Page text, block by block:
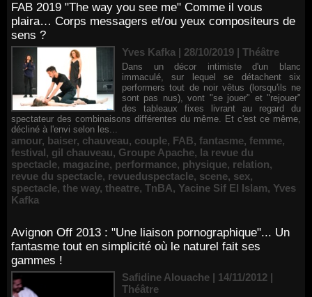
FAB 2019 "The way you see me" Comme il vous
plaira… Corps messagers et/ou yeux compositeurs de
sens ?
Yves Kafka | 28/10/2019 | Théâtre
Dans un décor intimiste d'un blanc
immaculé, sur lequel se détachent six
performers tout de noir vêtus (lorsqu'ils ne
sont pas nus), vont "se jouer" et "rejouer"
des tableaux fixes livrant au regard du
spectateur des combinaisons différentes du même. Et c'est ce même,
décliné à l'envi selon les...
amour, baiser, chauveau, couple, FAB, fantasme, femme,
festival, gil chauveau, Groupe Apache, la revue du
spectacle, magazine, performance, physique, relation,
revue du spectacle, revueduspectacle, scene, sex,
spectacle, the way, theatre, TnBA, Yacine Sif El Islam, Yves
Kafka
Avignon Off 2013 : "Une liaison pornographique"... Un
fantasme tout en simplicité où le naturel fait ses
gammes !
Safidine Alouache | 14/11/2012 |
Théâtre